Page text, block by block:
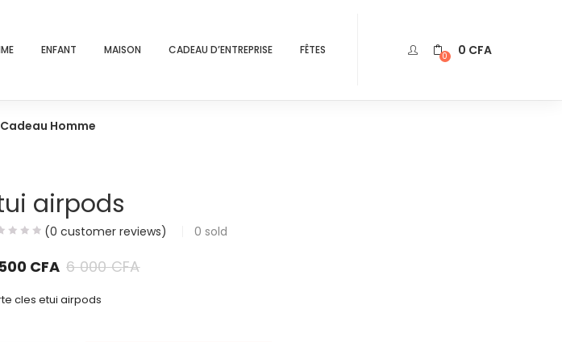
ENFANT MAISON CADEAU D’ENTREPRISE FÊTES 0 0 CFA
Cadeau Homme
airpods
(0 customer reviews) 0 sold
CFA 6 000CFA
cles etui airpods